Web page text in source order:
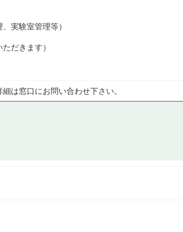
実験室管理等）
だきます）
は窓口にお問い合わせ下さい。